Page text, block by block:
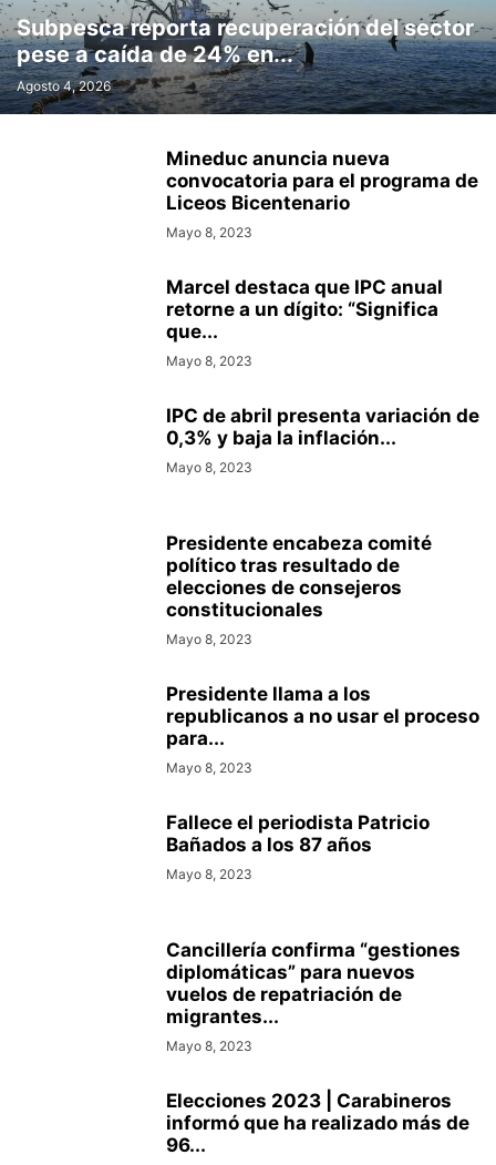
Subpesca reporta recuperación del sector
pese a caída de 24% en...
Agosto 4, 2026
Mineduc anuncia nueva
convocatoria para el programa de
Liceos Bicentenario
Mayo 8, 2023
Marcel destaca que IPC anual
retorne a un dígito: “Significa
que...
Mayo 8, 2023
IPC de abril presenta variación de
0,3% y baja la inflación...
Mayo 8, 2023
Presidente encabeza comité
político tras resultado de
elecciones de consejeros
constitucionales
Mayo 8, 2023
Presidente llama a los
republicanos a no usar el proceso
para...
Mayo 8, 2023
Fallece el periodista Patricio
Bañados a los 87 años
Mayo 8, 2023
Cancillería confirma “gestiones
diplomáticas” para nuevos
vuelos de repatriación de
migrantes...
Mayo 8, 2023
Elecciones 2023 | Carabineros
informó que ha realizado más de
96...